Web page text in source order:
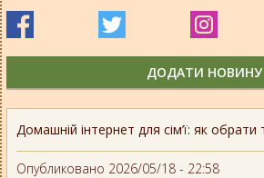
Домашній інтернет для сім’ї: як
Опубликовано 2026/05/18 - 22:58
ДОДАТИ НОВИНУ